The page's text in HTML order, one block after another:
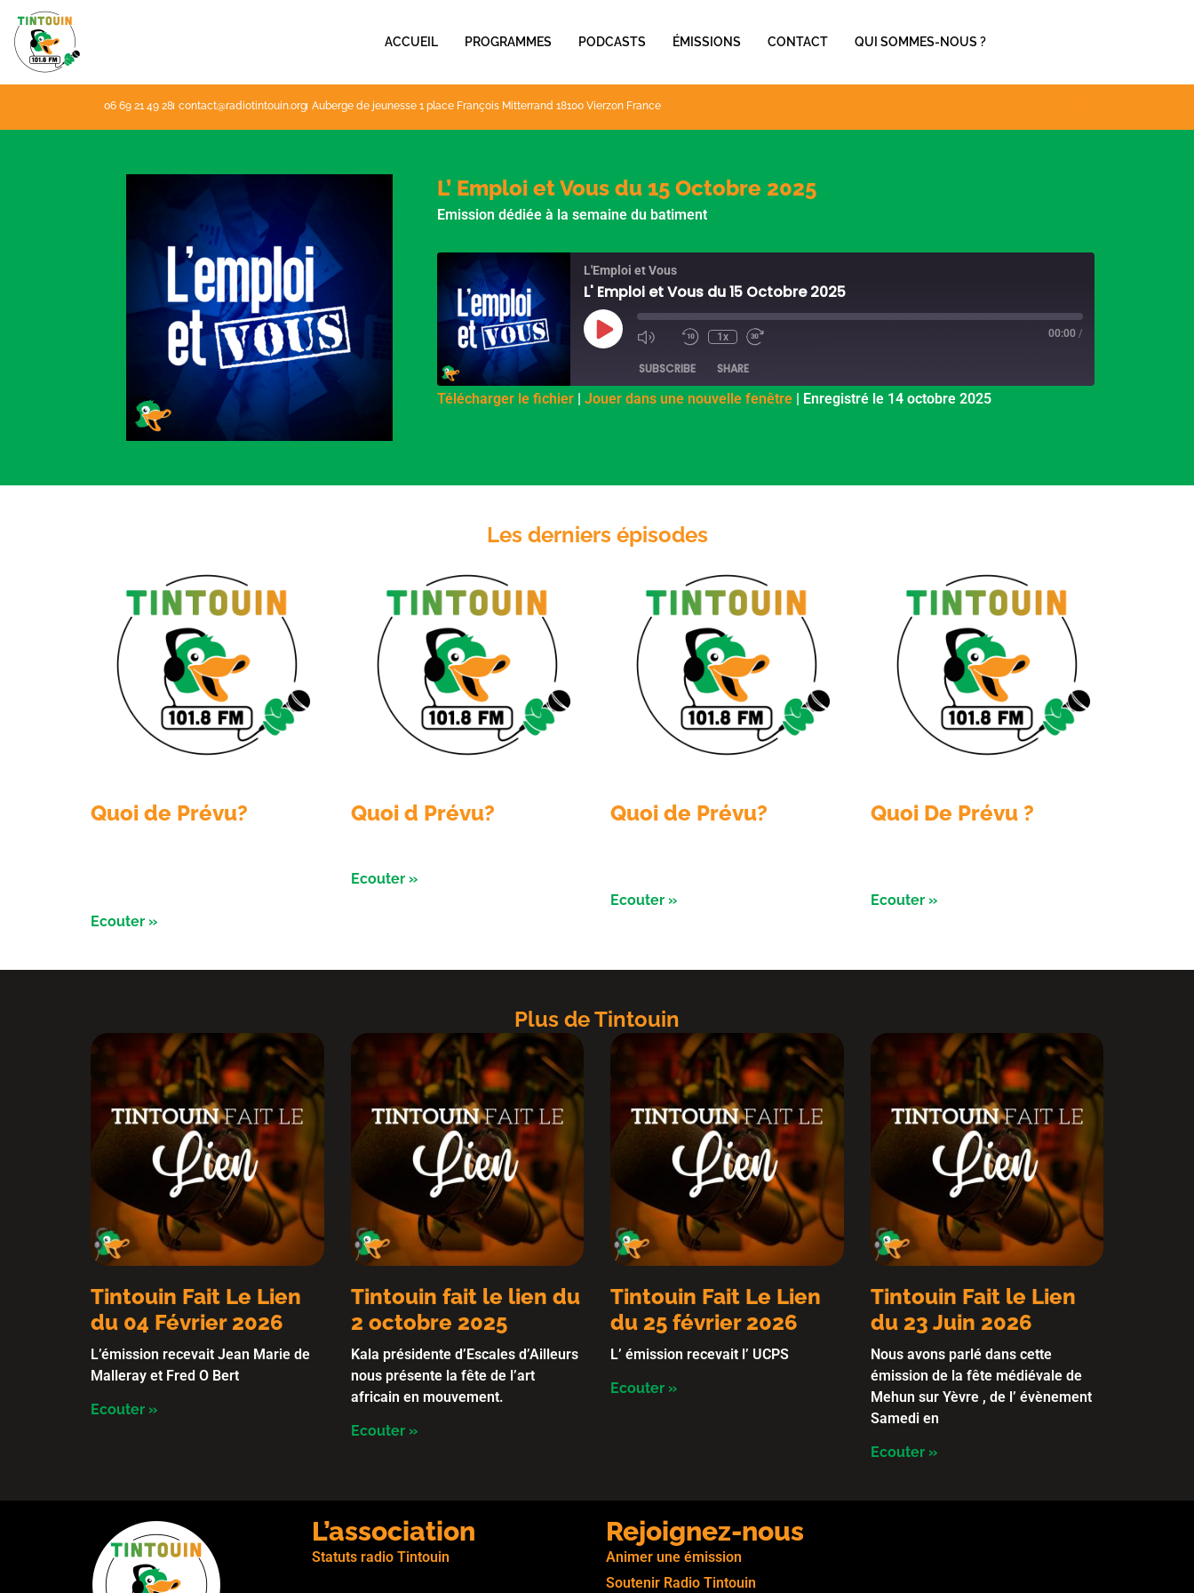
Aller
au
contenu
ACCUEIL PROGRAMMES PODCASTS ÉMISSIONS CONTACT QUI SOMMES-NOUS ?
06 69 21 49 28 contact@radiotintouin.org Auberge de jeunesse 1 place François Mitterrand 18100 Vierzon France
L’ Emploi et Vous du 15 Octobre 2025
Emission dédiée à la semaine du batiment
L'Emploi et Vous
L' Emploi et Vous du 15 Octobre 2025
Play
Episode
1x 00:00 /
SUBSCRIBE SHARE
Télécharger le fichier| Jouer dans une nouvelle fenêtre| Enregistré le 14 octobre 2025
Les derniers épisodes
Quoi de Prévu?
Ecouter »
Quoi d Prévu?
Ecouter »
Quoi de Prévu?
Ecouter »
Quoi De Prévu ?
Ecouter »
Plus de Tintouin
Tintouin Fait Le Lien
du 04 Février 2026
L’émission recevait Jean Marie de
Malleray et Fred O Bert
Ecouter »
Tintouin fait le lien du
2 octobre 2025
Kala présidente d’Escales d’Ailleurs
nous présente la fête de l’art
africain en mouvement.
Ecouter »
Tintouin Fait Le Lien
du 25 février 2026
L’ émission recevait l’ UCPS
Ecouter »
Tintouin Fait le Lien
du 23 Juin 2026
Nous avons parlé dans cette
émission de la fête médiévale de
Mehun sur Yèvre , de l’ évènement
Samedi en
Ecouter »
L’association
Statuts radio Tintouin
Rejoignez-nous
Animer une émission
Soutenir Radio Tintouin